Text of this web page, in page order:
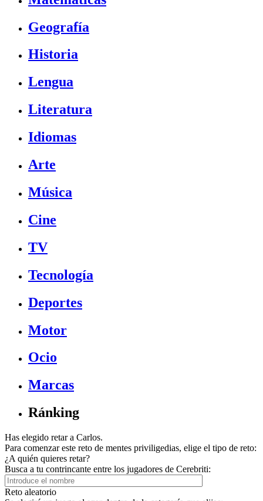
Geografía
Historia
Lengua
Literatura
Idiomas
Arte
Música
Cine
TV
Tecnología
Deportes
Motor
Ocio
Marcas
Ránking
Has elegido retar a Carlos.
Para comenzar este reto de mentes priviligedias, elige el tipo de reto:
¿A quién quieres retar?
Busca a tu contrincante entre los jugadores de Cerebriti:
Reto aleatorio